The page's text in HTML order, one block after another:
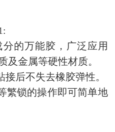
的万能胶，广泛应用
及金属等硬性材质。
后不失去橡胶弹性。
繁锁的操作即可简单地